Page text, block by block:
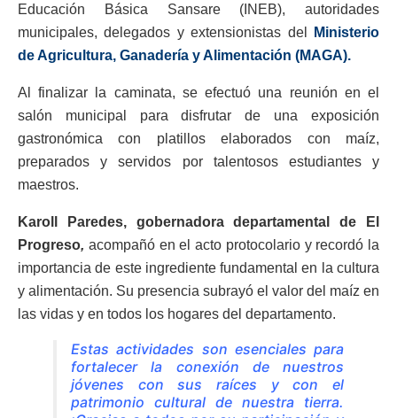
Educación Básica Sansare (INEB), autoridades
municipales, delegados y extensionistas del
Ministerio
de Agricultura, Ganadería y Alimentación (MAGA).
Al finalizar la caminata, se efectuó una reunión en el
salón municipal para disfrutar de una exposición
gastronómica con platillos elaborados con maíz,
preparados y servidos por talentosos estudiantes y
maestros.
Karoll Paredes, gobernadora departamental de El
Progreso, acompañó en el acto protocolario y recordó la
importancia de este ingrediente fundamental en la cultura
y alimentación. Su presencia subrayó el valor del maíz en
las vidas y en todos los hogares del departamento.
Estas actividades son esenciales para
fortalecer la conexión de nuestros
jóvenes con sus raíces y con el
patrimonio cultural de nuestra tierra.